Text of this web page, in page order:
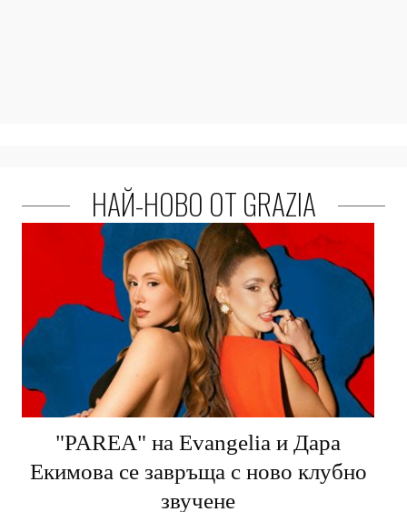
НАЙ-НОВО ОТ GRAZIA
"PARЕA" на Evangelia и Дара
Екимова се завръща с ново клубно